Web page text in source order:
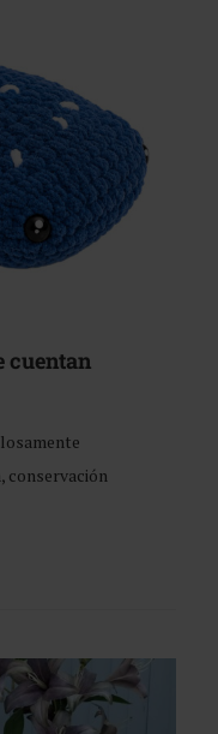
cuentan
conservación